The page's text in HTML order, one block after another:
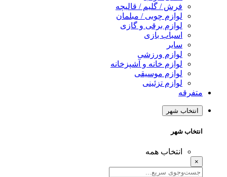
فرش / گلیم / قالیچه
لوازم چوبی / مبلمان
لوازم برقی و گازی
اسباب بازی
سایر
لوازم ورزشی
لوازم خانه و آشپزخانه
لوازم موسیقی
لوازم تزئینی
متفرقه
انتخاب شهر
انتخاب شهر
انتخاب همه
×